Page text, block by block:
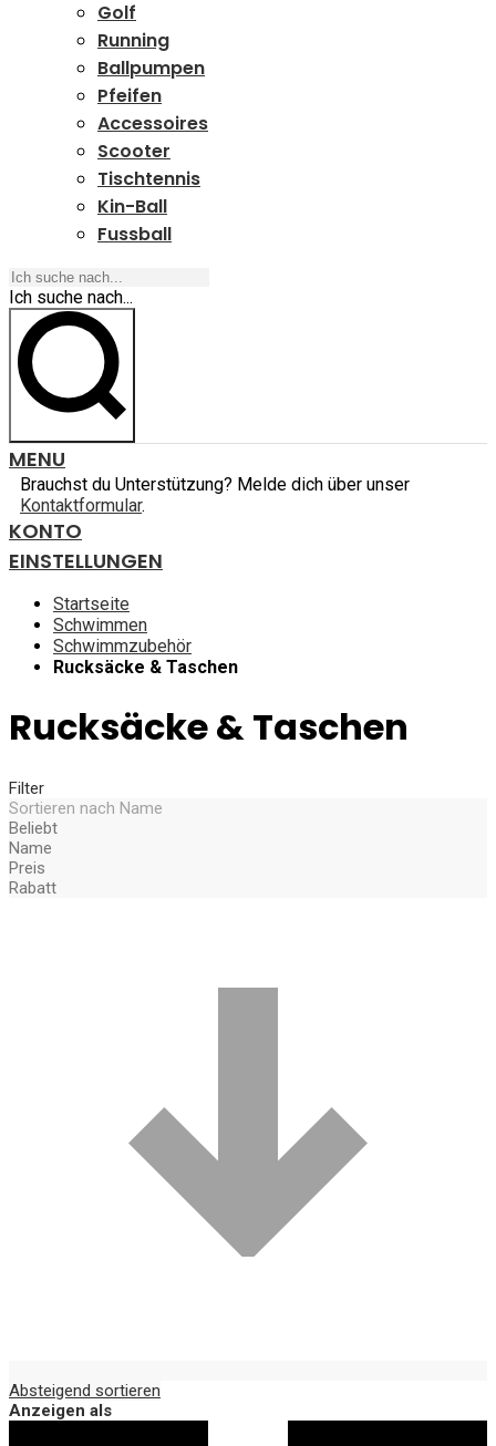
Golf
Running
Ballpumpen
Pfeifen
Accessoires
Scooter
Tischtennis
Kin-Ball
Fussball
Ich suche nach...
MENU
Brauchst du Unterstützung? Melde dich über unser
Kontaktformular.
KONTO
EINSTELLUNGEN
Startseite
Schwimmen
Schwimmzubehör
Rucksäcke & Taschen
Rucksäcke & Taschen
Filter
Sortieren nach Name
Beliebt
Name
Preis
Rabatt
Absteigend sortieren
Anzeigen als